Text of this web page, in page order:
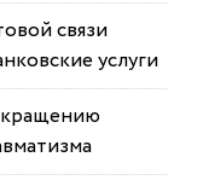
связи
услуги